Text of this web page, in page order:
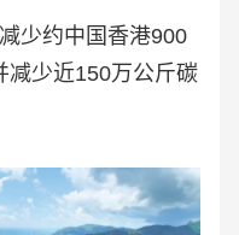
少约中国香港900
减少近150万公斤碳